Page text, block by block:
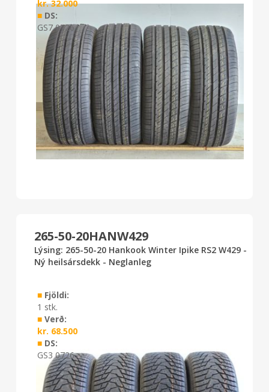
kr.32.000
■DS:
GS7 0726
Lýsing: 265-50-20 Hankook Winter Ipike RS2 W429 -
Ný heilsársdekk - Neglanleg
■Fjöldi:
1 stk.
■Verð:
kr. 68.500
■DS:
GS3 0726
265-50-20HANW429